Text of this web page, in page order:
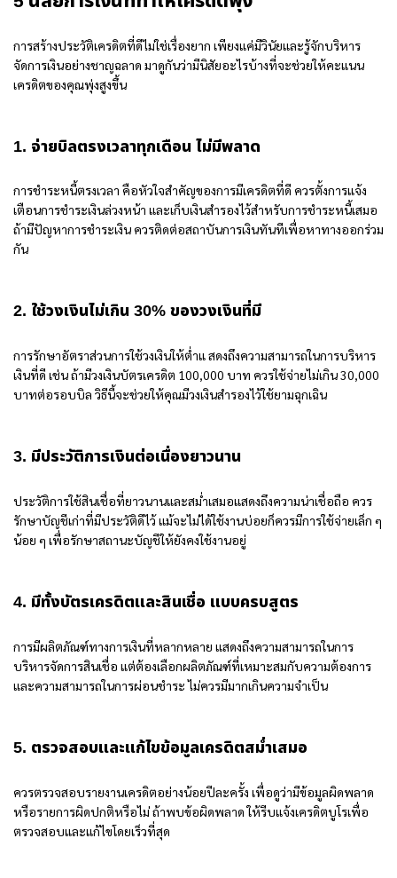
การสร้างประวัติเครดิตที่ดีไม่ใช่เรื่องยาก เพียงแค่มีวินัยและรู้จักบริหาร
จัดการเงินอย่างชาญฉลาด มาดูกันว่ามีนิสัยอะไรบ้างที่จะช่วยให้คะแนน
เครดิตของคุณพุ่งสูงขึ้น
1. จ่ายบิลตรงเวลาทุกเดือน ไม่มีพลาด
การชำระหนี้ตรงเวลา คือหัวใจสำคัญของการมีเครดิตที่ดี ควรตั้งการแจ้ง
เตือนการชำระเงินล่วงหน้า และเก็บเงินสำรองไว้สำหรับการชำระหนี้เสมอ
ถ้ามีปัญหาการชำระเงิน ควรติดต่อสถาบันการเงินทันทีเพื่อหาทางออกร่วม
กัน
2. ใช้วงเงินไม่เกิน 30% ของวงเงินที่มี
การรักษาอัตราส่วนการใช้วงเงินให้ต่ำแ สดงถึงความสามารถในการบริหาร
เงินที่ดี เช่น ถ้ามีวงเงินบัตรเครดิต 100,000 บาท ควรใช้จ่ายไม่เกิน 30,000
บาทต่อรอบบิล วิธีนี้จะช่วยให้คุณมีวงเงินสำรองไว้ใช้ยามฉุกเฉิน
3. มีประวัติการเงินต่อเนื่องยาวนาน
ประวัติการใช้สินเชื่อที่ยาวนานและสม่ำเสมอแสดงถึงความน่าเชื่อถือ ควร
รักษาบัญชีเก่าที่มีประวัติดีไว้ แม้จะไม่ได้ใช้งานบ่อยก็ควรมีการใช้จ่ายเล็ก ๆ
น้อย ๆ เพื่อรักษาสถานะบัญชีให้ยังคงใช้งานอยู่
4. มีทั้งบัตรเครดิตและสินเชื่อ แบบครบสูตร
การมีผลิตภัณฑ์ทางการเงินที่หลากหลาย แสดงถึงความสามารถในการ
บริหารจัดการสินเชื่อ แต่ต้องเลือกผลิตภัณฑ์ที่เหมาะสมกับความต้องการ
และความสามารถในการผ่อนชำระ ไม่ควรมีมากเกินความจำเป็น
5. ตรวจสอบและแก้ไขข้อมูลเครดิตสม่ำเสมอ
ควรตรวจสอบรายงานเครดิตอย่างน้อยปีละครั้ง เพื่อดูว่ามีข้อมูลผิดพลาด
หรือรายการผิดปกติหรือไม่ ถ้าพบข้อผิดพลาด ให้รีบแจ้งเครดิตบูโรเพื่อ
ตรวจสอบและแก้ไขโดยเร็วที่สุด